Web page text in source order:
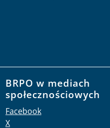
BRPO w mediach
społecznościowych
Facebook
X